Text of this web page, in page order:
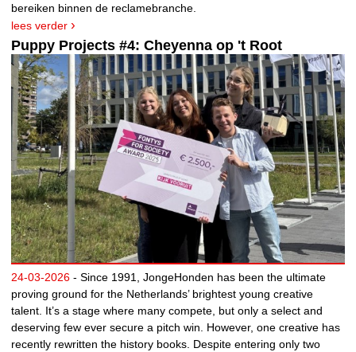
bereiken binnen de reclamebranche.
lees verder
Puppy Projects #4: Cheyenna op 't Root
24-03-2026 - Since 1991, JongeHonden has been the ultimate
proving ground for the Netherlands’ brightest young creative
talent. It’s a stage where many compete, but only a select and
deserving few ever secure a pitch win. However, one creative has
recently rewritten the history books. Despite entering only two